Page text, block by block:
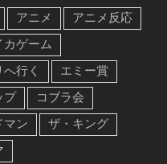
アニメ
アニメ反応
カゲーム
行く
エミー賞
プ
コブラ会
マン
ザ・キング